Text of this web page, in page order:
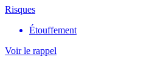
Risques
Étouffement
Voir le rappel